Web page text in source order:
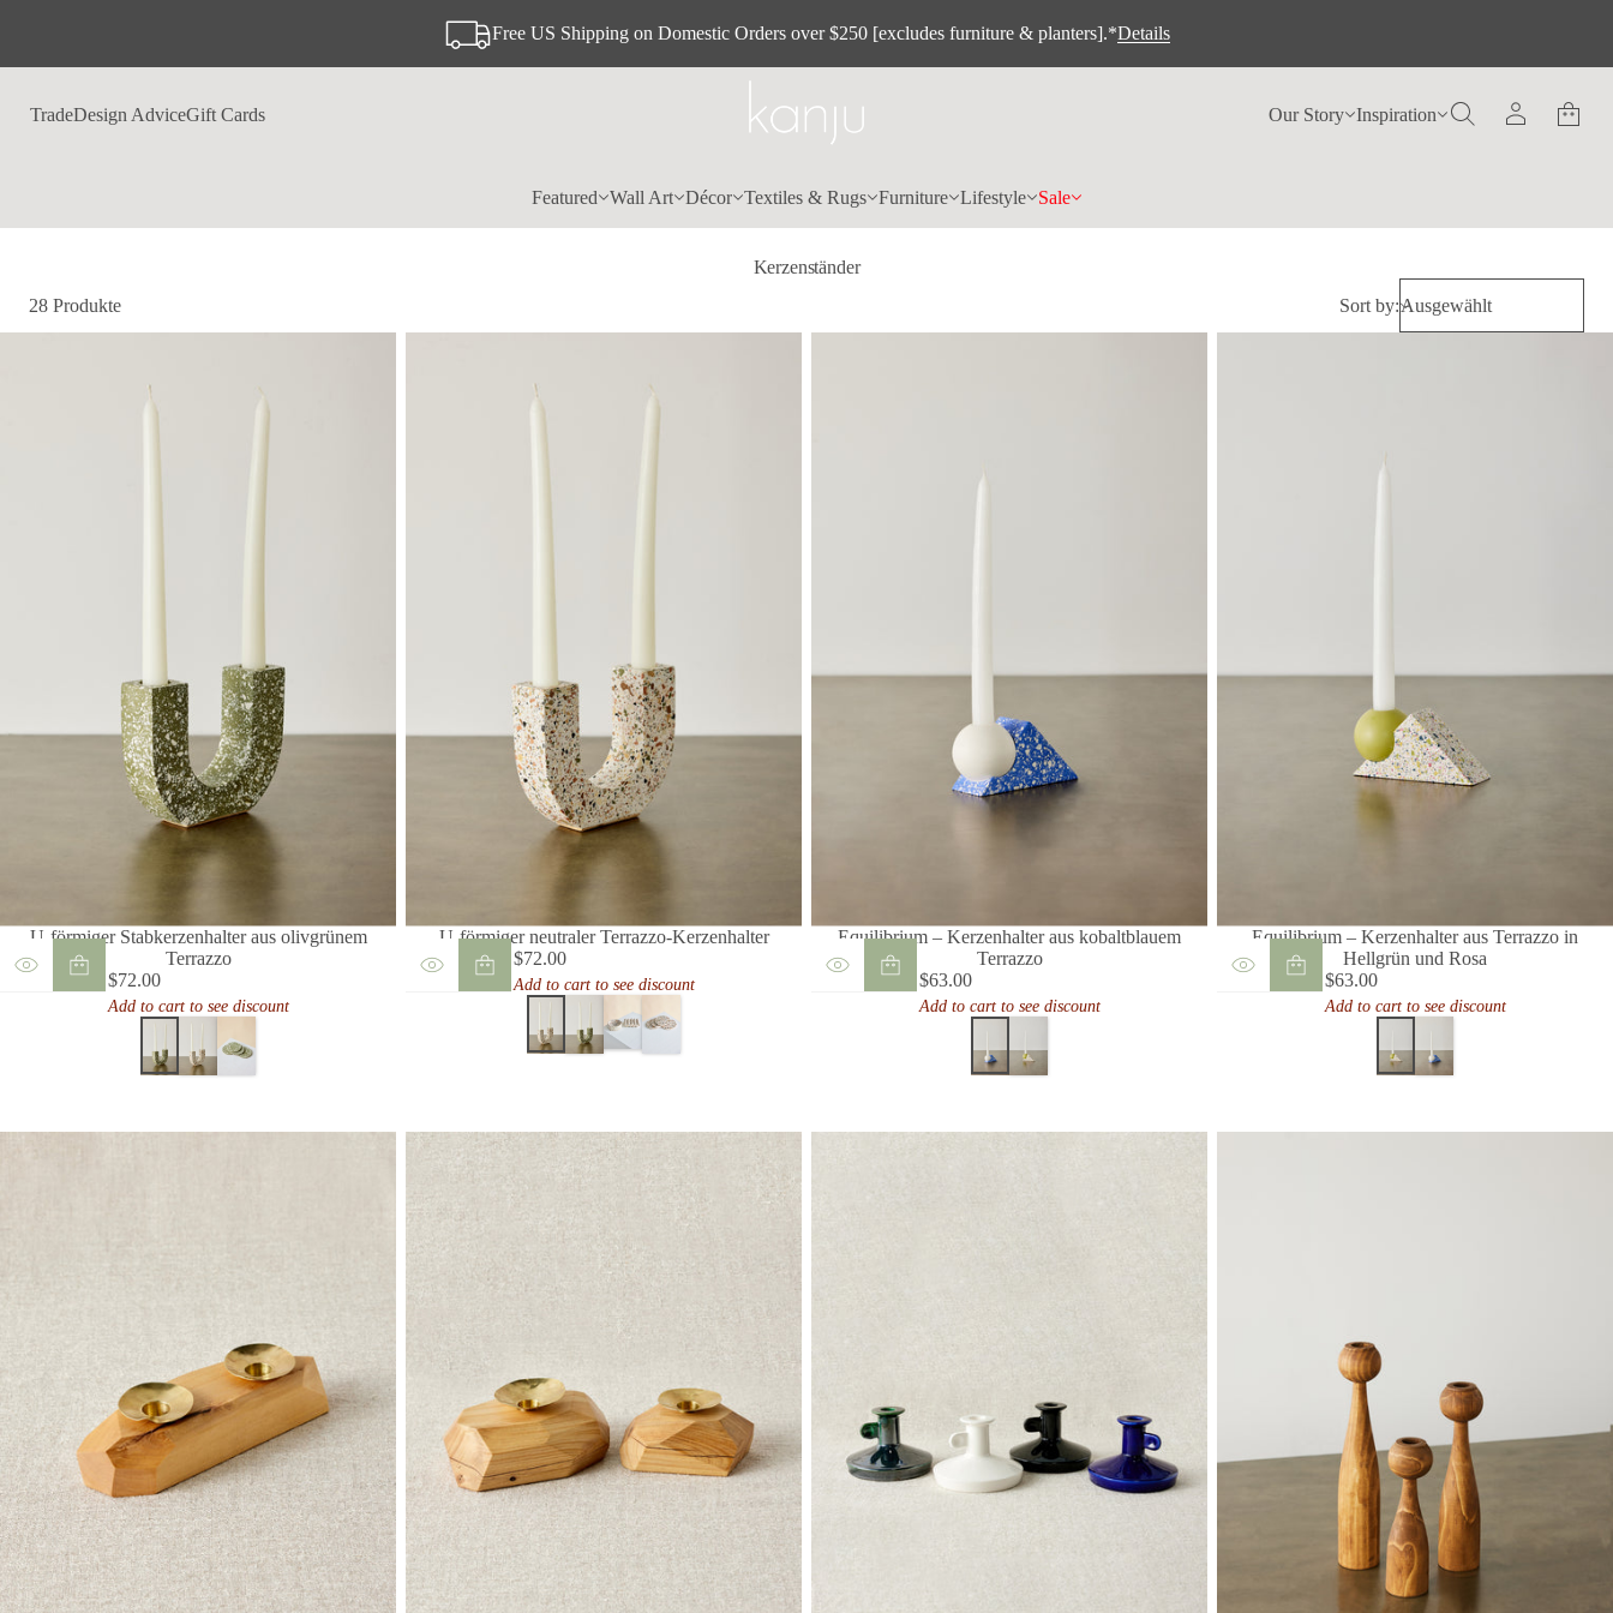
Free US Shipping on Domestic Orders over $250 [excludes furniture & planters].*Details
TradeDesign AdviceGift Cards Our Story Inspiration
Featured Wall Art Décor Textiles & Rugs Furniture Lifestyle Sale
Kerzenständer
28 Produkte
Sort by:
U-förmiger Stabkerzenhalter aus olivgrünem
Terrazzo
Regulärer
Preis
$72.00
Add to cart to see discount
U-förmiger neutraler Terrazzo-Kerzenhalter
Regulärer
Preis
$72.00
Add to cart to see discount
Equilibrium – Kerzenhalter aus kobaltblauem
Terrazzo
Regulärer
Preis
$63.00
Add to cart to see discount
Equilibrium – Kerzenhalter aus Terrazzo in
Hellgrün und Rosa
Regulärer
Preis
$63.00
Add to cart to see discount